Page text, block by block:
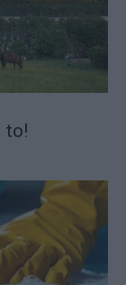
to!